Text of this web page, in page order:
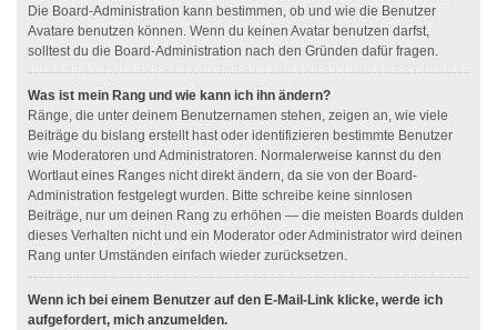
Die Board-Administration kann bestimmen, ob und wie die Benutzer
Avatare benutzen können. Wenn du keinen Avatar benutzen darfst,
solltest du die Board-Administration nach den Gründen dafür fragen.
Was ist mein Rang und wie kann ich ihn ändern?
Ränge, die unter deinem Benutzernamen stehen, zeigen an, wie viele
Beiträge du bislang erstellt hast oder identifizieren bestimmte Benutzer
wie Moderatoren und Administratoren. Normalerweise kannst du den
Wortlaut eines Ranges nicht direkt ändern, da sie von der Board-
Administration festgelegt wurden. Bitte schreibe keine sinnlosen
Beiträge, nur um deinen Rang zu erhöhen — die meisten Boards dulden
dieses Verhalten nicht und ein Moderator oder Administrator wird deinen
Rang unter Umständen einfach wieder zurücksetzen.
Wenn ich bei einem Benutzer auf den E-Mail-Link klicke, werde ich
aufgefordert, mich anzumelden.